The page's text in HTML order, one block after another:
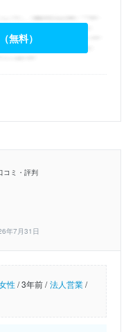
無料）
コミ・評判
年7月31日
性/3年前 / 法人営業/